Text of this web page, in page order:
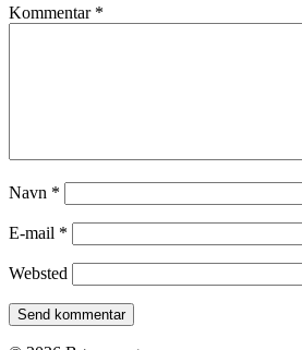
Kommentar *
Navn *
E-mail *
Websted